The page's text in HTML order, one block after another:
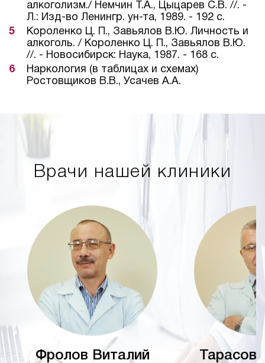
алкоголизм./ Немчин Т.А., Цыцарев С.В. //. -
Л.: Изд-во Ленингр. ун-та, 1989. - 192 с.
Короленко Ц. П., Завьялов В.Ю. Личность и
алкоголь. / Короленко Ц. П., Завьялов В.Ю.
//. - Новосибирск: Наука, 1987. - 168 с.
Наркология (в таблицах и схемах)
Ростовщиков В.В., Усачев А.А.
Врачи нашей клиники
Фролов Виталий
Тарасов